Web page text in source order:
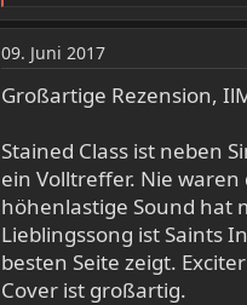
e
a
k
t
n
e
n
:
09. Juni 2017
Großartige Rezension,
Stained Class ist neben
ein Volltreffer. Nie waren
höhenlastige Sound hat
Lieblingssong ist Saints
besten Seite zeigt.
Cover ist großartig.